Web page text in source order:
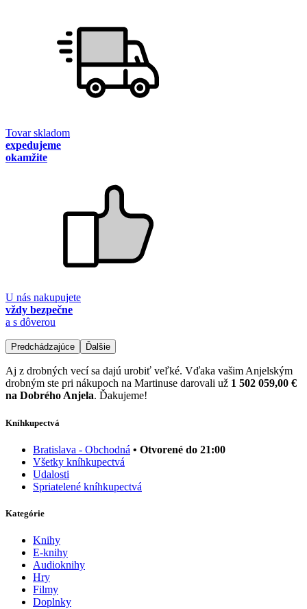
Tovar skladom
expedujeme
okamžite
U nás nakupujete
vždy bezpečne
a s dôverou
Predchádzajúce Ďalšie
Aj z drobných vecí sa dajú urobiť veľké. Vďaka vašim Anjelským
drobným ste pri nákupoch na Martinuse darovali už 1 502 059,00 €
na Dobrého Anjela. Ďakujeme!
Kníhkupectvá
Bratislava - Obchodná • Otvorené do 21:00
Všetky kníhkupectvá
Udalosti
Spriatelené kníhkupectvá
Kategórie
Knihy
E-knihy
Audioknihy
Hry
Filmy
Doplnky